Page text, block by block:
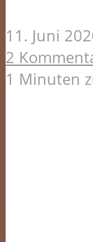
11. Juni
2
1 Minuten